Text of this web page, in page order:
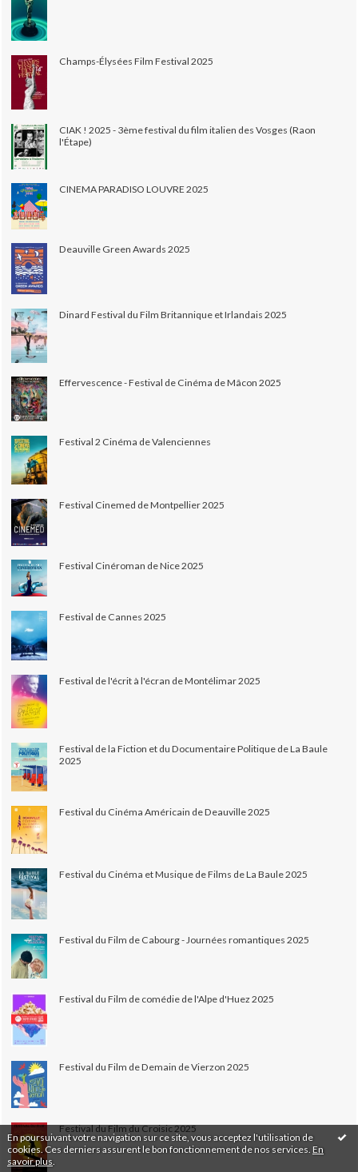
En poursuivant votre navigation sur ce site, vous acceptez l'utilisation de
cookies. Ces derniers assurent le bon fonctionnement de nos services. En
savoir plus
Champs-Élysées Film Festival 2025
CIAK ! 2025 - 3ème festival du film italien des Vosges (Raon
l'Étape)
CINEMA PARADISO LOUVRE 2025
Deauville Green Awards 2025
Dinard Festival du Film Britannique et Irlandais 2025
Effervescence - Festival de Cinéma de Mâcon 2025
Festival 2 Cinéma de Valenciennes
Festival Cinemed de Montpellier 2025
Festival Cinéroman de Nice 2025
Festival de Cannes 2025
Festival de l'écrit à l'écran de Montélimar 2025
Festival de la Fiction et du Documentaire Politique de La Baule
2025
Festival du Cinéma Américain de Deauville 2025
Festival du Cinéma et Musique de Films de La Baule 2025
Festival du Film de Cabourg - Journées romantiques 2025
Festival du Film de comédie de l'Alpe d'Huez 2025
Festival du Film de Demain de Vierzon 2025
Festival du Film du Croisic 2025